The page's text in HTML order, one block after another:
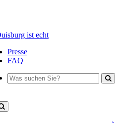
Presse
FAQ